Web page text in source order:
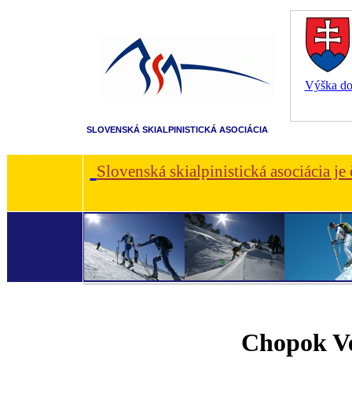
Výška
SLOVENSKÁ SKIALPINISTICKÁ ASOCIÁCIA
Slovenská skialpinistická asociácia
Chopok